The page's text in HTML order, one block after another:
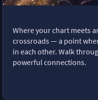
Where your chart meets
crossroads — a point
in each other. Walk
powerful connections.